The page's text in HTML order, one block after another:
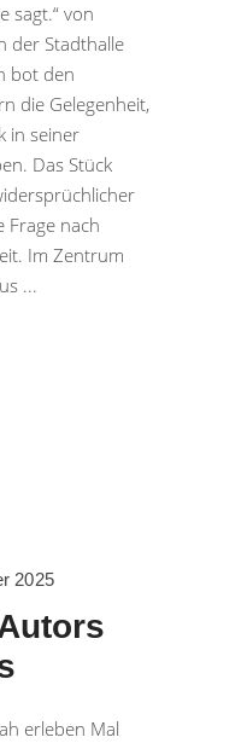
sagt.“ von
der Stadthalle
bot den
die Gelegenheit,
in seiner
Das Stück
Frage nach
Im Zentrum
2025
erleben Mal